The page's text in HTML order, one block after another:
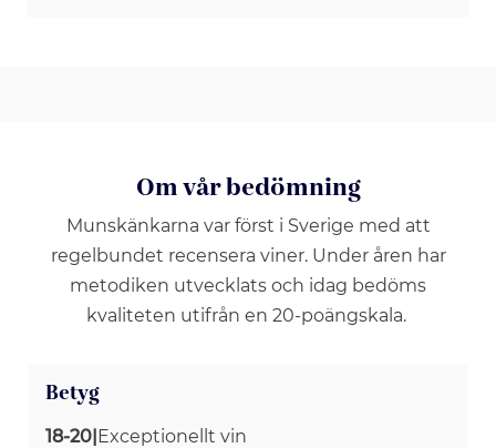
Om vår bedömning
Munskänkarna var först i Sverige med att
regelbundet recensera viner. Under åren har
metodiken utvecklats och idag bedöms
kvaliteten utifrån en 20-poängskala.
Betyg
18-20|Exceptionellt vin